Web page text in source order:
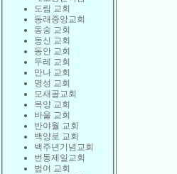
도림 교회
동래중앙교회
동숭 교회
동신 교회
동안 교회
두레 교회
만나 교회
명성 교회
모새골교회
목양 교회
바울 교회
반야월 교회
백양로 교회
백주년기념교회
번동제일교회
범어 교회